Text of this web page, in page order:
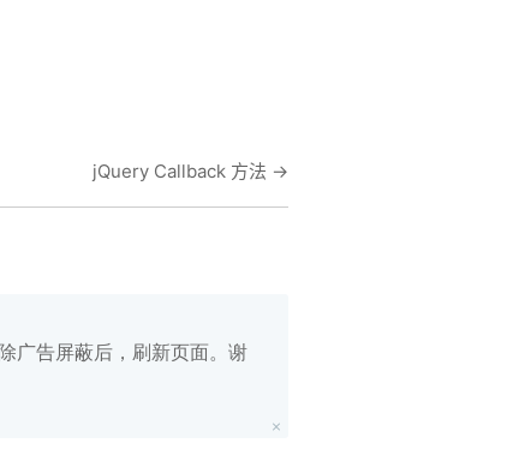
jQuery Callback 方法 →
广告屏蔽后，刷新页面。谢